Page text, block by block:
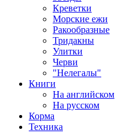
Креветки
Морские ежи
Ракообразные
Тридакны
Улитки
Черви
"Нелегалы"
Книги
На английском
На русском
Корма
Техника